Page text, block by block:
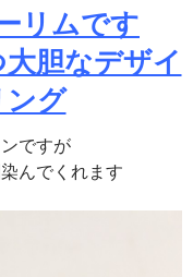
リムです
胆なデザイ
ング
ですが
んでくれます